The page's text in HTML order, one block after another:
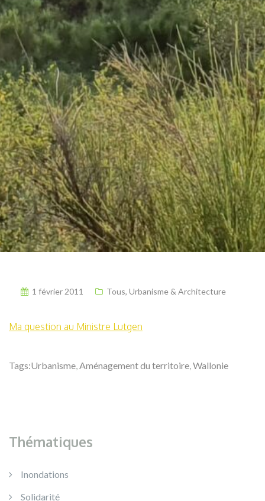
1 février 2011 Tous, Urbanisme & Architecture
Ma question au Ministre Lutgen
Tags:Urbanisme,Aménagement du territoire,Wallonie
Thématiques
Inondations
Solidarité